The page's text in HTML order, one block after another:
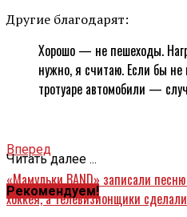
Другие благодарят:
Хорошо — не пешеходы.
нужно, я считаю. Если бы
тротуаре автомобили —
Вперед
«Мамульки BAND» записали
хоккея, а телевизионщики
Читать далее ...
Рекомендуем!